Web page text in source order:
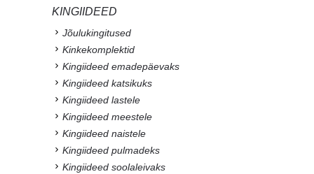
KINGIIDEED
Jõulukingitused
Kinkekomplektid
Kingiideed emadepäevaks
Kingiideed katsikuks
Kingiideed lastele
Kingiideed meestele
Kingiideed naistele
Kingiideed pulmadeks
Kingiideed soolaleivaks